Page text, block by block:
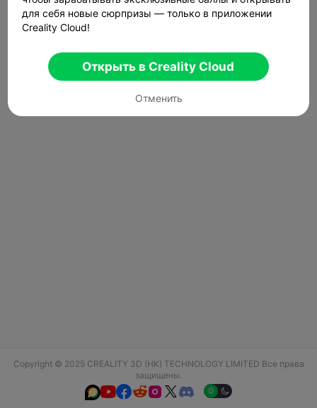
Copyright © 2025 CREALITY 3D (HK) TECHNOLOGY LIMITED Все права
защищены.
  
для себя новые сюрпризы — только в приложении
Creality Cloud!
Открыть в Creality Cloud
Отменить